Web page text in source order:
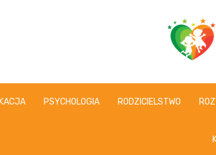
PSYCHOLOGIA RODZICIELSTWO